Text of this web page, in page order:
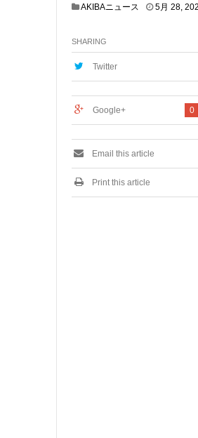
AKIBAニュース 5月 28,
SHARING
Twitter
0
Google+
Email this article
Print this article